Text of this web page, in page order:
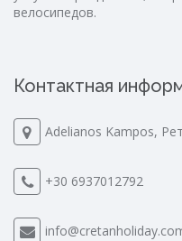
велосипедов.
Контактная
Adelianos Kampos,
+30 6937012792